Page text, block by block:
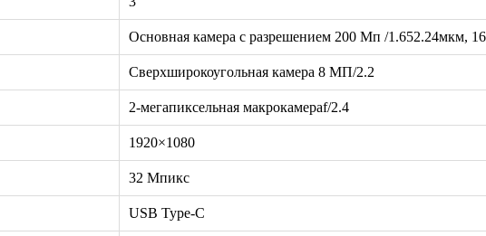
Основная камера с разрешением 200 Мп /1.652.24мкм,
Сверхширокоугольная камера 8 МП/2.2
2-мегапиксельная макрокамераf/2.4
1920×1080
32 Мпикс
USB Type-C